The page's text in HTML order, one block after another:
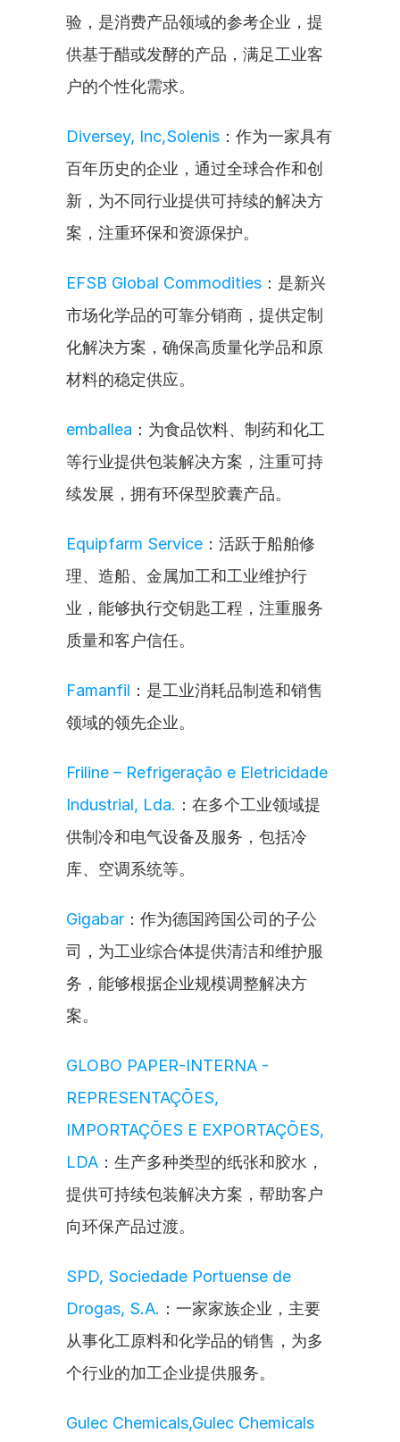
验，是消费产品领域的参考企业，提
供基于醋或发酵的产品，满足工业客
户的个性化需求。
Diversey, Inc,Solenis ：作为一家具有
百年历史的企业，通过全球合作和创
新，为不同行业提供可持续的解决方
案，注重环保和资源保护。
EFSB Global Commodities ：是新兴
市场化学品的可靠分销商，提供定制
化解决方案，确保高质量化学品和原
材料的稳定供应。
emballea ：为食品饮料、制药和化工
等行业提供包装解决方案，注重可持
续发展，拥有环保型胶囊产品。
Equipfarm Service ：活跃于船舶修
理、造船、金属加工和工业维护行
业，能够执行交钥匙工程，注重服务
质量和客户信任。
Famanfil ：是工业消耗品制造和销售
领域的领先企业。
Friline – Refrigeração e Eletricidade
Industrial, Lda. ：在多个工业领域提
供制冷和电气设备及服务，包括冷
库、空调系统等。
Gigabar ：作为德国跨国公司的子公
司，为工业综合体提供清洁和维护服
务，能够根据企业规模调整解决方
案。
GLOBO PAPER-INTERNA -
REPRESENTAÇÕES,
IMPORTAÇÕES E EXPORTAÇÕES,
LDA ：生产多种类型的纸张和胶水，
提供可持续包装解决方案，帮助客户
向环保产品过渡。
SPD, Sociedade Portuense de
Drogas, S.A. ：一家家族企业，主要
从事化工原料和化学品的销售，为多
个行业的加工企业提供服务。
Gulec Chemicals,Gulec Chemicals